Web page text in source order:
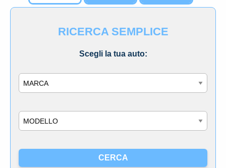
RICERCA SEMPLICE
Scegli la tua auto: